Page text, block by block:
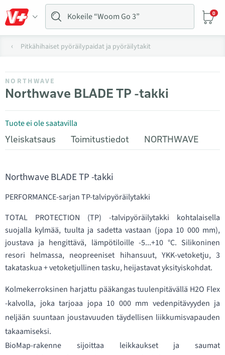
0
Pitkähihaiset pyöräilypaidat ja pyöräilytakit
NORTHWAVE
Northwave BLADE TP -takki
Tuote ei ole saatavilla
Yleiskatsaus
Toimitustiedot NORTHWAVE
Northwave BLADE TP -takki
PERFORMANCE-sarjan TP-talvipyöräilytakki
TOTAL PROTECTION (TP) -talvipyöräilytakki kohtalaisella
suojalla kylmää, tuulta ja sadetta vastaan (jopa 10 000 mm),
joustava ja hengittävä, lämpötiloille -5...+10 °C. Silikoninen
resori helmassa, neopreeniset hihansuut, YKK-vetoketju, 3
takataskua + vetoketjullinen tasku, heijastavat yksityiskohdat.
Kolmekerroksinen harjattu pääkangas tuulenpitävällä H2O Flex
-kalvolla, joka tarjoaa jopa 10 000 mm vedenpitävyyden ja
neljään suuntaan joustavuuden täydellisen liikkumisvapauden
takaamiseksi.
BioMap-rakenne sijoittaa leikkaukset ja saumat